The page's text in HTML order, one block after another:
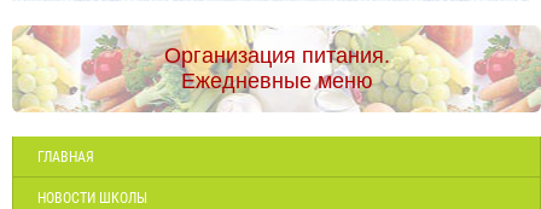
Организация питания.
Ежедневные меню
ГЛАВНАЯ
НОВОСТИ ШКОЛЫ